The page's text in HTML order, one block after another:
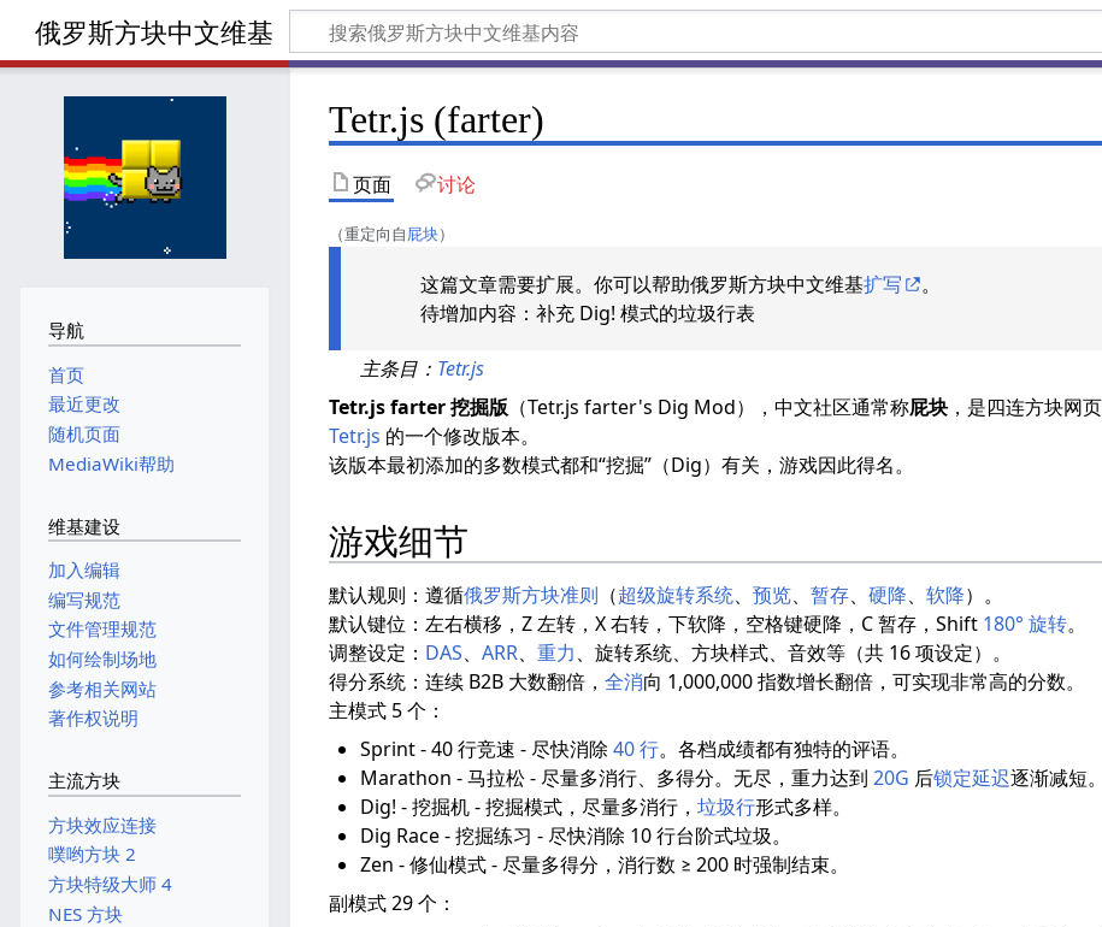
俄罗斯方块中文维基
Tetr.js (farter)
页面 讨论
（重定向自屁块）
这篇文章需要扩展。你可以帮助俄罗斯方块中文维基扩写
。
待增加内容：补充 Dig! 模式的垃圾行表
主条目： Tetr.js
Tetr.js farter 挖掘版 （Tetr.js farter's Dig Mod），中文社区通常称屁块 ，是四连方块网
Tetr.js 的一个修改版本。
该版本最初添加的多数模式都和“挖掘”（Dig）有关，游戏因此得名。
游戏细节
默认规则：遵循俄罗斯方块准则 （超级旋转系统、 预览、 暂存、 硬降、 软降）。
默认键位：左右横移，Z 左转，X 右转，下软降，空格键硬降，C 暂存，Shift 180° 旋转。
调整设定： DAS、 ARR、 重力、旋转系统、方块样式、音效等（共 16 项设定）。
得分系统：连续 B2B 大数翻倍， 全消向 1,000,000 指数增长翻倍，可实现非常高的分数。
主模式 5 个：
Sprint - 40 行竞速 - 尽快消除 40 行。各档成绩都有独特的评语。
Marathon - 马拉松 - 尽量多消行、多得分。无尽，重力达到 20G 后锁定延迟逐渐减短。
Dig! - 挖掘机 - 挖掘模式，尽量多消行， 垃圾行形式多样。
Dig Race - 挖掘练习 - 尽快消除 10 行台阶式垃圾。
Zen - 修仙模式 - 尽量多得分，消行数 ≥ 200 时强制结束。
副模式 29 个：
导航
首页
最近更改
随机页面
MediaWiki帮助
维基建设
加入编辑
编写规范
文件管理规范
如何绘制场地
参考相关网站
著作权说明
主流方块
方块效应连接
噗哟方块 2
方块特级大师 4
NES 方块